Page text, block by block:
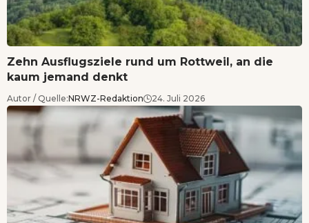
Zehn Ausflugsziele rund um Rottweil, an die
kaum jemand denkt
Autor / Quelle:NRWZ-Redaktion 24. Juli 2026